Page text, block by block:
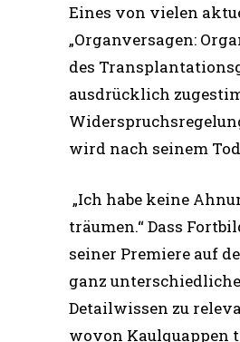
Eines von vielen
„Organversagen:
des
ausdrücklich
wird nach seinem
„Ich habe keine
träumen.“ Dass
seiner Premiere auf
ganz
Detailwissen zu
wovon Kaulquappen